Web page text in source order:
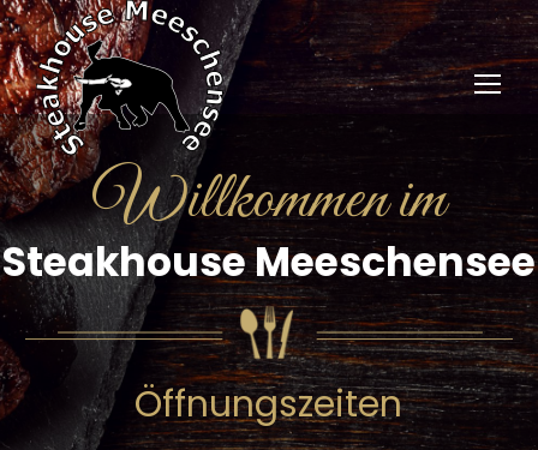
Steakhouse Meeschensee
Willkommen im
Öffnungszeiten